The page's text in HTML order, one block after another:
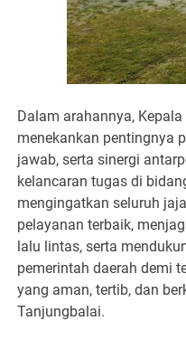
Dalam arahannya,
menekankan pentingnya
jawab, serta sinergi
kelancaran tugas di
mengingatkan seluruh
pelayanan terbaik,
lalu lintas, serta
pemerintah daerah demi
yang aman, tertib, dan
Tanjungbalai.